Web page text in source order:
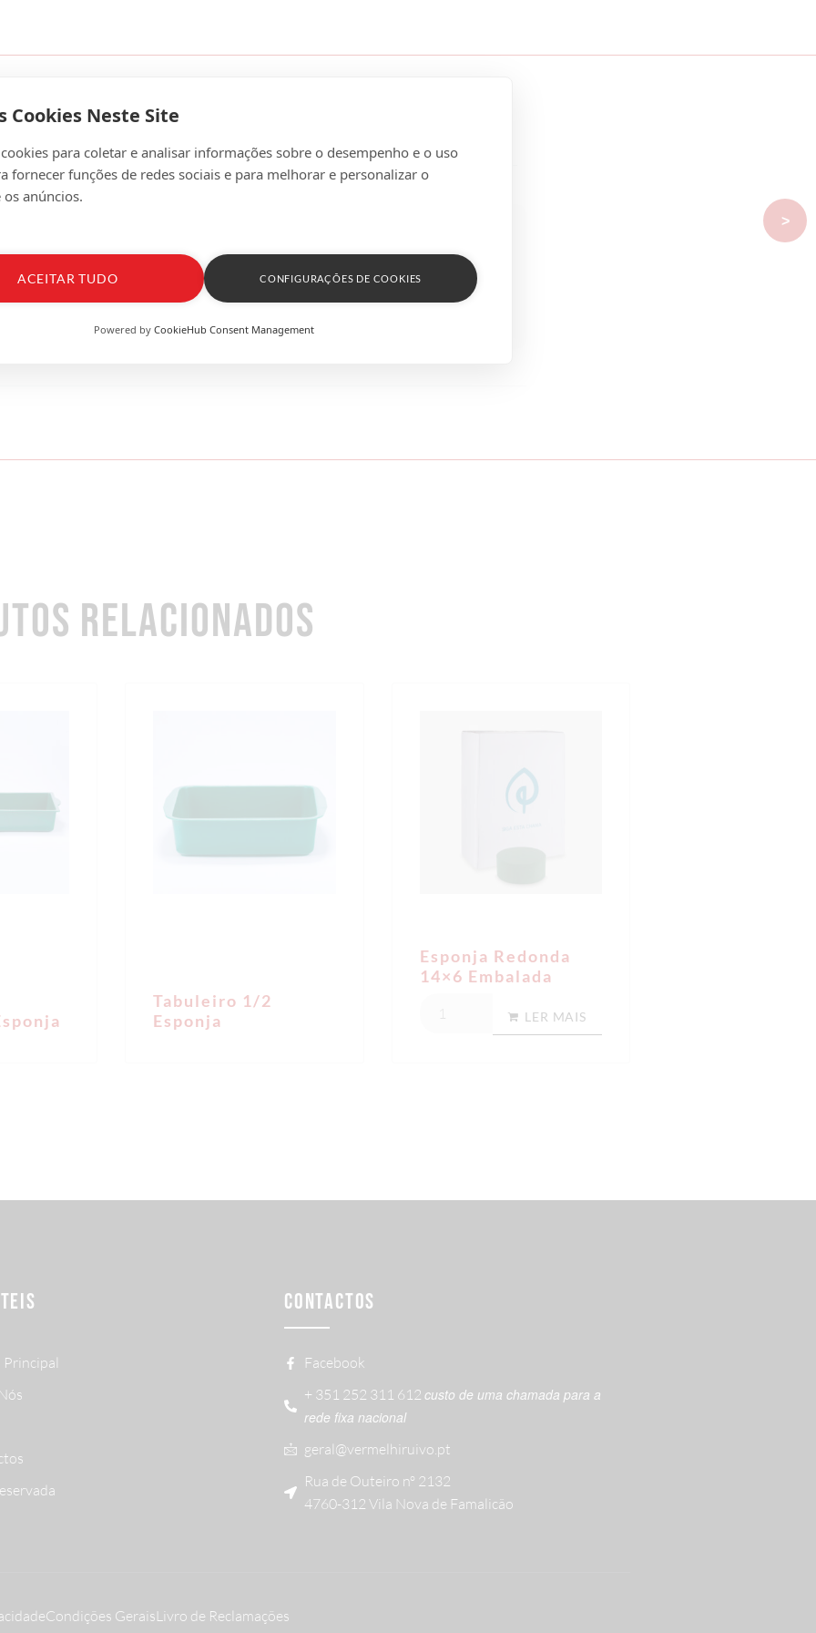
Cookies Neste Site
para coletar e analisar informações sobre o desempenho e o uso
fornecer funções de redes sociais e para melhorar e personalizar o
anúncios.
ACEITAR TUDO CONFIGURAÇÕES DE COOKIES
Powered by CookieHub Consent Management
RELACIONADOS
Tabuleiro 1/2
Esponja
Esponja Redonda
14×6 Embalada
LER MAIS
CONTACTOS
Facebook
+ 351 252 311 612custo de uma chamada para a
rede fixa nacional
geral@vermelhiruivo.pt
Rua de Outeiro nº 2132
4760-312 Vila Nova de Famalicão
Condições GeraisLivro de Reclamações
>